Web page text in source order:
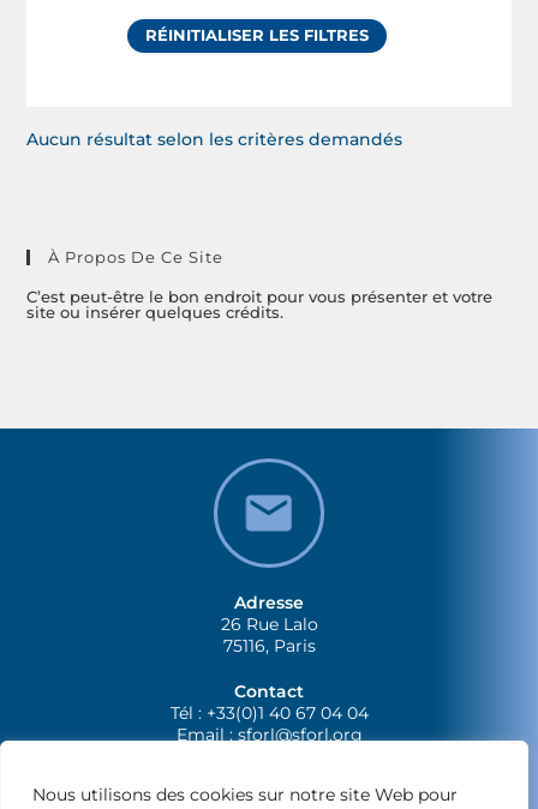
Nous utilisons des cookies sur notre site Web pour
RÉINITIALISER LES FILTRES
Aucun résultat selon les critères demandés
À Propos De Ce Site
C’est peut-être le bon endroit pour vous présenter et votre
site ou insérer quelques crédits.
Adresse
26 Rue Lalo
75116, Paris
Contact
Tél : +33(0)1 40 67 04 04
Email :sforl@sforl.org